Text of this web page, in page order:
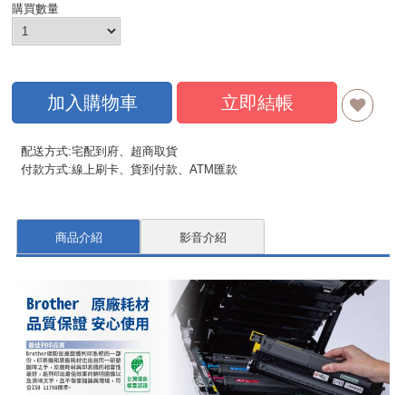
購買數量
加入購物車 立即結帳
配送方式:宅配到府、超商取貨
付款方式:線上刷卡、貨到付款、ATM匯款
商品介紹 影音介紹